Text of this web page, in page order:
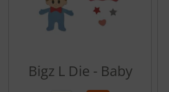
Bigz L Die - Baby